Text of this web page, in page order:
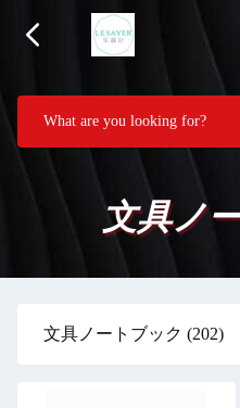
文具ノ
文具ノートブック (202)